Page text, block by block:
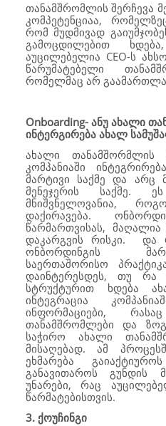
თანამშრომლის შერჩევა
კომპეტენციაა,
რომ მუდმივად
გამოცდილებით
აუცილებელია CEO-ს
წარუმატებელი
რომელმაც არ
Onboarding- ანუ ახალი
ინტერგირება ახალ
ახალი თანამშორმლის
კომპანიაში
მარტივი საქმე და არც
მენეჯერის საქმე.
მნიშვნელოვანია,
დაქირავება.
წარმართვისას,
დაკარგვის რისკი. და
ონბორდინგის
საერთაშორისო
დაინტერესდეს, თუ
სტრუქტურით ხდება
ინტეგრაცია
ინფორმაციები,
თანამშრომლები და
საჭირო ახალი
მისაღებად. ამ
ეხმარება
განავითაროს გუნდის
უნარები, რაც
წარმატებისთვის.
3. ქოუჩინგი